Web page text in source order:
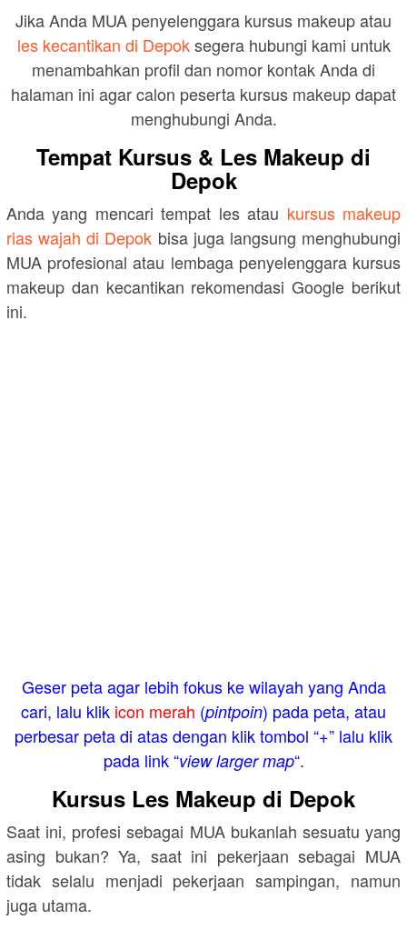
Jika Anda MUA penyelenggara kursus makeup atau
les kecantikan di Depoksegera hubungi kami untuk
menambahkan profil dan nomor kontak Anda di
halaman ini agar calon peserta kursus makeup dapat
menghubungi Anda.
Tempat Kursus & Les Makeup di
Depok
Anda yang mencari tempat les atau kursus makeup
rias wajah di Depok bisa juga langsung menghubungi
MUA profesional atau lembaga penyelenggara kursus
makeup dan kecantikan rekomendasi Google berikut
ini.
Geser peta agar lebih fokus ke wilayah yang Anda
cari, lalu klik icon merah (pintpoin) pada peta, atau
perbesar peta di atas dengan klik tombol “+” lalu klik
pada link “view larger map“.
Kursus Les Makeup di Depok
Saat ini, profesi sebagai MUA bukanlah sesuatu yang
asing bukan? Ya, saat ini pekerjaan sebagai MUA
tidak selalu menjadi pekerjaan sampingan, namun
juga utama.